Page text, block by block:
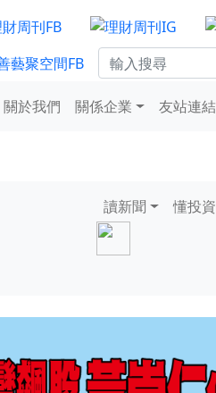
關於我們 關係企業 友站連結
讀新聞 懂投資